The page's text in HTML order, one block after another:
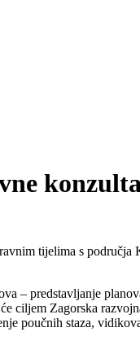
tijelima s područja
– predstavljanje
ciljem Zagorska
poučnih staza,